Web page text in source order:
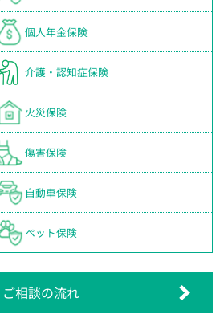
個人年金保険
介護・認知症保険
火災保険
傷害保険
自動車保険
ペット保険
ご相談の流れ